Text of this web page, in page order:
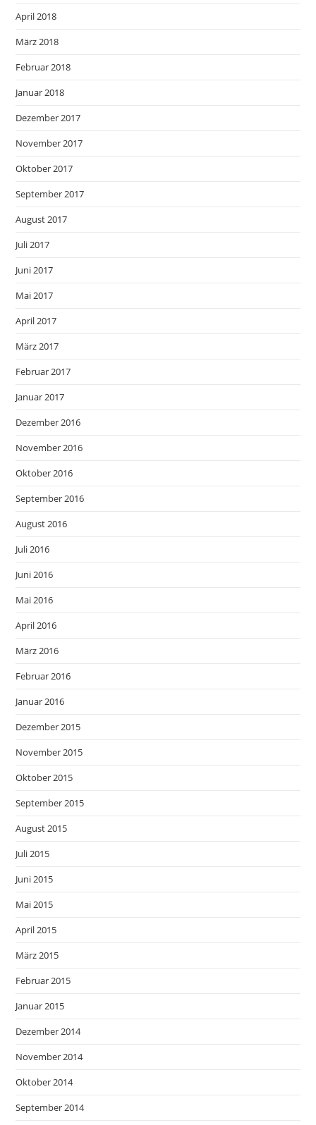
April 2018
März 2018
Februar 2018
Januar 2018
Dezember 2017
November 2017
Oktober 2017
September 2017
August 2017
Juli 2017
Juni 2017
Mai 2017
April 2017
März 2017
Februar 2017
Januar 2017
Dezember 2016
November 2016
Oktober 2016
September 2016
August 2016
Juli 2016
Juni 2016
Mai 2016
April 2016
März 2016
Februar 2016
Januar 2016
Dezember 2015
November 2015
Oktober 2015
September 2015
August 2015
Juli 2015
Juni 2015
Mai 2015
April 2015
März 2015
Februar 2015
Januar 2015
Dezember 2014
November 2014
Oktober 2014
September 2014